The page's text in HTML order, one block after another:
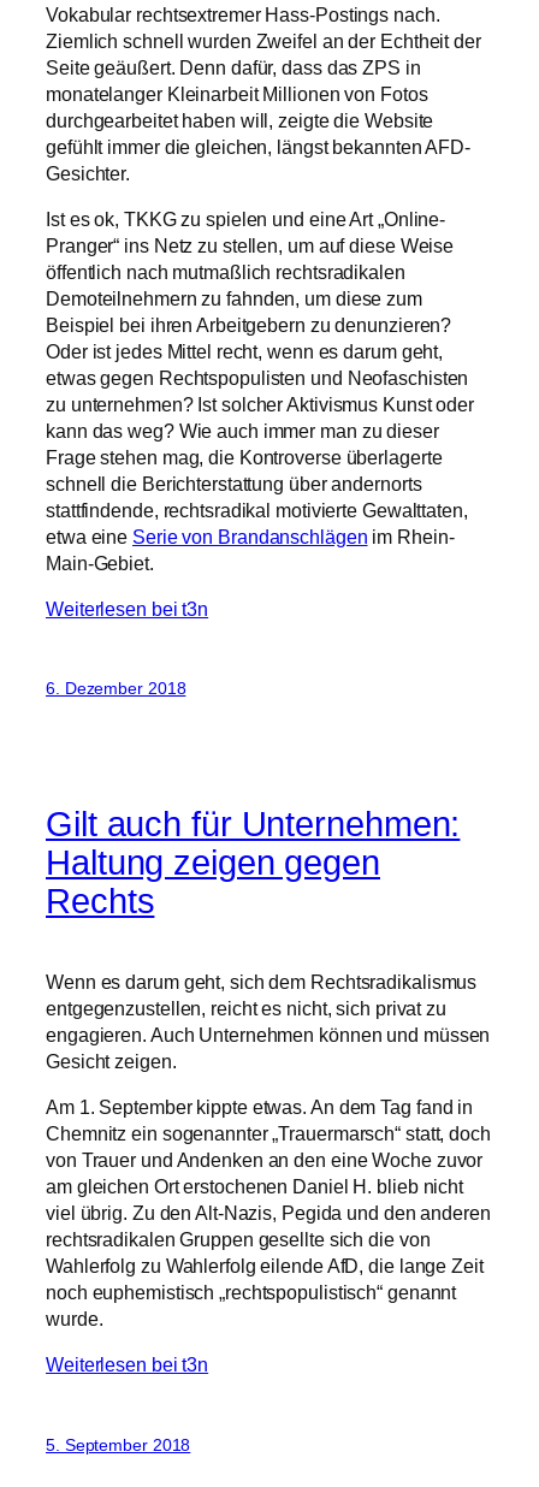
Vokabular rechtsextremer Hass-Postings nach.
Ziemlich schnell wurden Zweifel an der Echtheit der
Seite geäußert. Denn dafür, dass das ZPS in
monatelanger Kleinarbeit Millionen von Fotos
durchgearbeitet haben will, zeigte die Website
gefühlt immer die gleichen, längst bekannten AFD-
Gesichter.
Ist es ok, TKKG zu spielen und eine Art „Online-
Pranger“ ins Netz zu stellen, um auf diese Weise
öffentlich nach mutmaßlich rechtsradikalen
Demoteilnehmern zu fahnden, um diese zum
Beispiel bei ihren Arbeitgebern zu denunzieren?
Oder ist jedes Mittel recht, wenn es darum geht,
etwas gegen Rechtspopulisten und Neofaschisten
zu unternehmen? Ist solcher Aktivismus Kunst oder
kann das weg? Wie auch immer man zu dieser
Frage stehen mag, die Kontroverse überlagerte
schnell die Berichterstattung über andernorts
stattfindende, rechtsradikal motivierte Gewalttaten,
etwa eine Serie von Brandanschlägen im Rhein-
Main-Gebiet.
Weiterlesen bei t3n
6. Dezember 2018
Gilt auch für Unternehmen:
Haltung zeigen gegen
Rechts
Wenn es darum geht, sich dem Rechtsradikalismus
entgegenzustellen, reicht es nicht, sich privat zu
engagieren. Auch Unternehmen können und müssen
Gesicht zeigen.
Am 1. September kippte etwas. An dem Tag fand in
Chemnitz ein sogenannter „Trauermarsch“ statt, doch
von Trauer und Andenken an den eine Woche zuvor
am gleichen Ort erstochenen Daniel H. blieb nicht
viel übrig. Zu den Alt-Nazis, Pegida und den anderen
rechtsradikalen Gruppen gesellte sich die von
Wahlerfolg zu Wahlerfolg eilende AfD, die lange Zeit
noch euphemistisch „rechtspopulistisch“ genannt
wurde.
Weiterlesen bei t3n
5. September 2018